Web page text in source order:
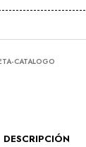
CATALOGO
DESCRIPCIÓN